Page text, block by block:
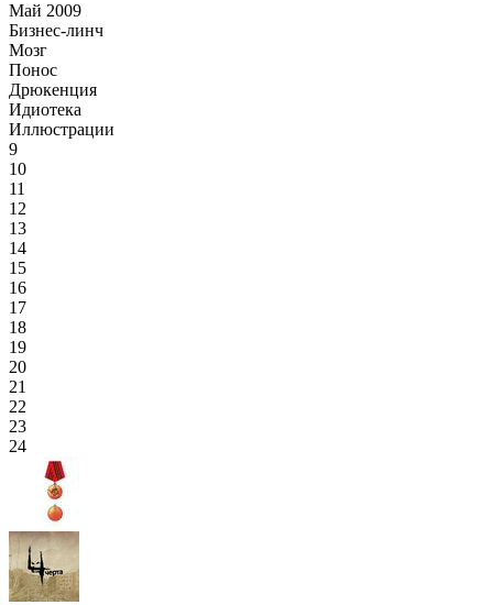
Май 2009
Бизнес-линч
Мозг
Понос
Дрюкенция
Идиотека
Иллюстрации
9
10
11
12
13
14
15
16
17
18
19
20
21
22
23
24